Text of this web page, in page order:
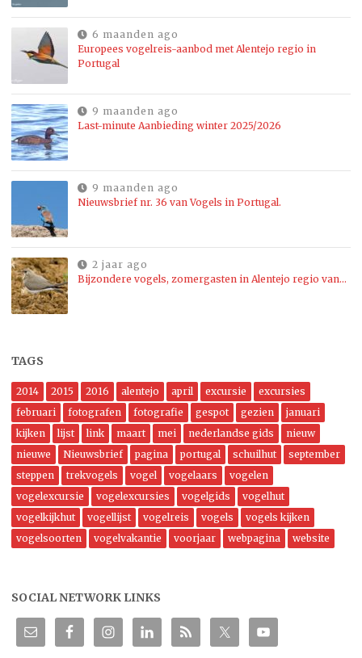
6 maanden ago
Europees vogelreis-aanbod met Alentejo regio in
Portugal
9 maanden ago
Last-minute Aanbieding winter 2025/2026
9 maanden ago
Nieuwsbrief nr. 36 van Vogels in Portugal.
2 jaar ago
Bijzondere vogels, zomergasten in Alentejo regio van…
TAGS
2014 2015 2016 alentejo april excursie
excursies
februari
fotografen fotografie gespot gezien
januari
kijken
lijst link maart mei nederlandse gids
nieuw
nieuwe
Nieuwsbrief pagina portugal schuilhut
september
steppen
trekvogels vogel vogelaars
vogelen
vogelexcursie
vogelexcursies vogelgids
vogelhut
vogelkijkhut
vogellijst vogelreis vogels
vogels kijken
vogelsoorten
vogelvakantie voorjaar webpagina website
SOCIAL NETWORK LINKS